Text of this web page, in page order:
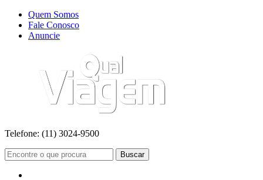
Quem Somos
Fale Conosco
Anuncie
Telefone: (11) 3024-9500
Buscar